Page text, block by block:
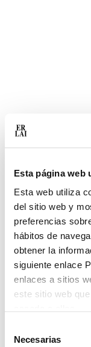
Esta página web
Esta web utiliza
del sitio web y
preferencias
hábitos de
obtener la
siguiente enlace
enlaces a sitios
este sitio web
Necesarias